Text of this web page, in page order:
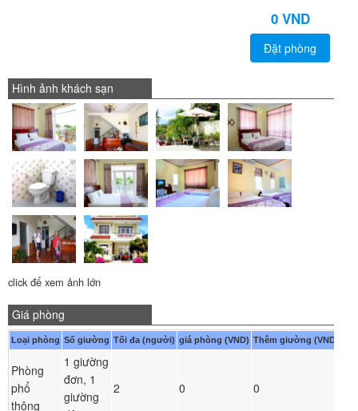
0 VND
Đặt phòng
Hình ảnh khách sạn
click để xem ảnh lớn
Giá phòng
Loại phòng Số giường Tối đa (người) giá phòng (VND) Thêm giường (VND)
Phòng
phổ
thông
1 giường
đơn, 1
giường
2 0 0